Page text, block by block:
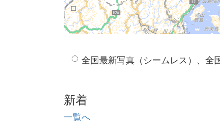
全国最新写真（シームレス）、全
新着
一覧へ